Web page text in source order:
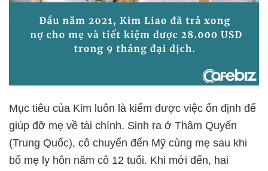
Mục tiêu của Kim luôn là kiếm được việc ổn định để
giúp đỡ mẹ về tài chính. Sinh ra ở Thâm Quyến
(Trung Quốc), cô chuyển đến Mỹ cùng mẹ sau khi
bố mẹ ly hôn năm cô 12 tuổi. Khi mới đến, hai